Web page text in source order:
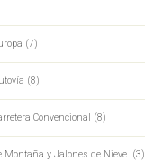
(7)
(8)
Convencional (8)
Montaña y Jalones de Nieve. (3)